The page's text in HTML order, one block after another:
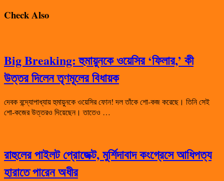
Check Also
Big Breaking: হুমায়ুনকে ওয়েসির ‘ফিলার,’ কী
উত্তর দিলেন তৃণমূলের বিধায়ক
দেবক বন্দ্যোপাধ্যায় হুমায়ুনকে ওয়েসির ফোন! দল তাঁকে শো-কজ করেছে। তিনি সেই
শো-কজের উত্তরও দিয়েছেন। তাতেও …
রাহুলের পাইলট প্রোজেক্ট, মুর্শিদাবাদ কংগ্রেসে আধিপত্য
হারাতে পারেন অধীর